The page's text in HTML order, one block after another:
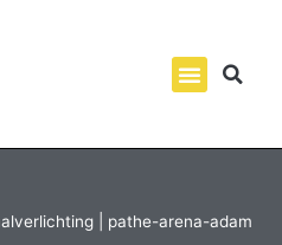
pathe-arena-adam